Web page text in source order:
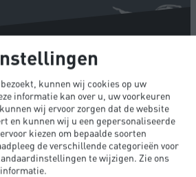
te helpen met uw
met uw verkoop- en productvragen
*) zijn verplicht.
kunnen wij cookies op uw
informatie kan over u, uw voorkeuren
wij ervoor zorgen dat de website
en kunnen wij u een gepersonaliseerde
kiezen om bepaalde soorten
de verschillende categorieën voor
te wijzigen. Zie ons